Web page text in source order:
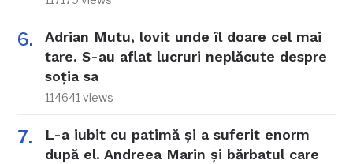
Adrian Mutu, lovit unde îl doare cel mai
tare. S-au aflat lucruri neplăcute despre
soția sa
114641 views
L-a iubit cu patimă și a suferit enorm
după el. Andreea Marin și bărbatul care